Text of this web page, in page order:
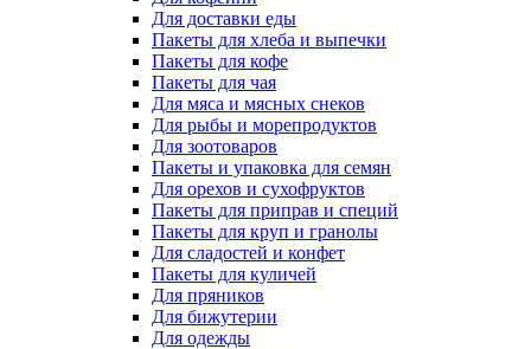
Для доставки еды
Пакеты для хлеба и выпечки
Пакеты для кофе
Пакеты для чая
Для мяса и мясных снеков
Для рыбы и морепродуктов
Для зоотоваров
Пакеты и упаковка для семян
Для орехов и сухофруктов
Пакеты для приправ и специй
Пакеты для круп и гранолы
Для сладостей и конфет
Пакеты для куличей
Для пряников
Для бижутерии
Для одежды